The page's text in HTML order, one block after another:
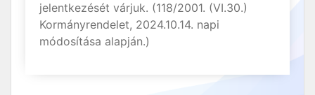
jelentkezését várjuk. (118/2001. (VI.30.)
Kormányrendelet, 2024.10.14. napi
módosítása alapján.)